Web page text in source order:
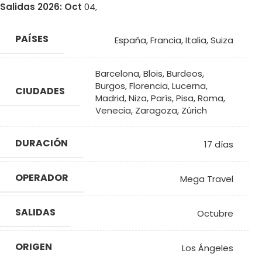
Salidas 2026: Oct 04,
PAÍSES España,Francia,Italia,Suiza
CIUDADES
Barcelona,Blois,Burdeos,
Burgos,Florencia,Lucerna,
Madrid,Niza,París,Pisa,Roma,
Venecia, Zaragoza, Zúrich
DURACIÓN 17 días
OPERADOR Mega Travel
SALIDAS Octubre
ORIGEN Los Ángeles